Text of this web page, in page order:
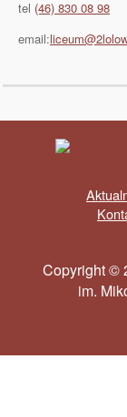
tel (46) 830 08 98
email:
Copyright ©
im.